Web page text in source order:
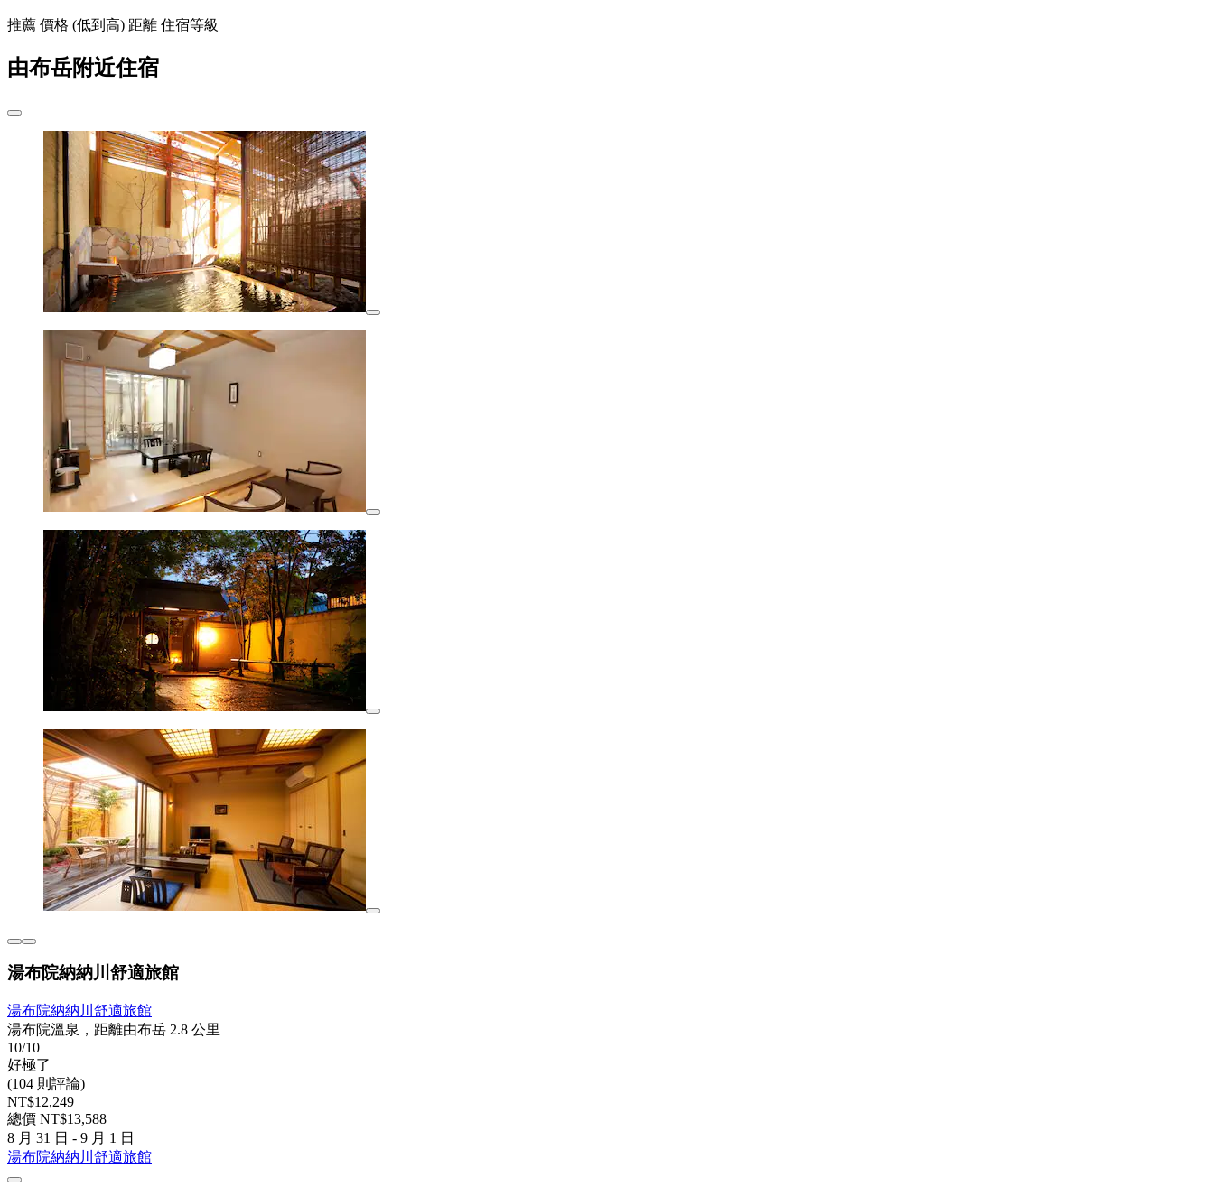
推薦 價格 (低到高) 距離 住宿等級
由布岳附近住宿
湯布院納納川舒適旅館
湯布院納納川舒適旅館
湯布院溫泉，距離由布岳 2.8 公里
10/10
好極了
(104 則評論)
NT$12,249
總價 NT$13,588
8 月 31 日 - 9 月 1 日
湯布院納納川舒適旅館